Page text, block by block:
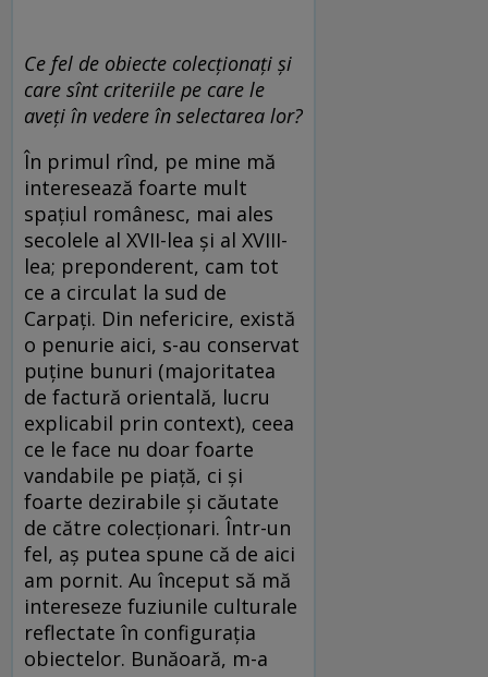
Ce fel de obiecte colecționați și
care sînt criteriile pe care le
aveți în vedere în selectarea lor?
În primul rînd, pe mine mă
interesează foarte mult
spațiul românesc, mai ales
secolele al XVII-lea și al XVIII-
lea; preponderent, cam tot
ce a circulat la sud de
Carpați. Din nefericire, există
o penurie aici, s-au conservat
puține bunuri (majoritatea
de factură orientală, lucru
explicabil prin context), ceea
ce le face nu doar foarte
vandabile pe piață, ci și
foarte dezirabile și căutate
de către colecționari. Într-un
fel, aș putea spune că de aici
am pornit. Au început să mă
intereseze fuziunile culturale
reflectate în configurația
obiectelor. Bunăoară, m-a